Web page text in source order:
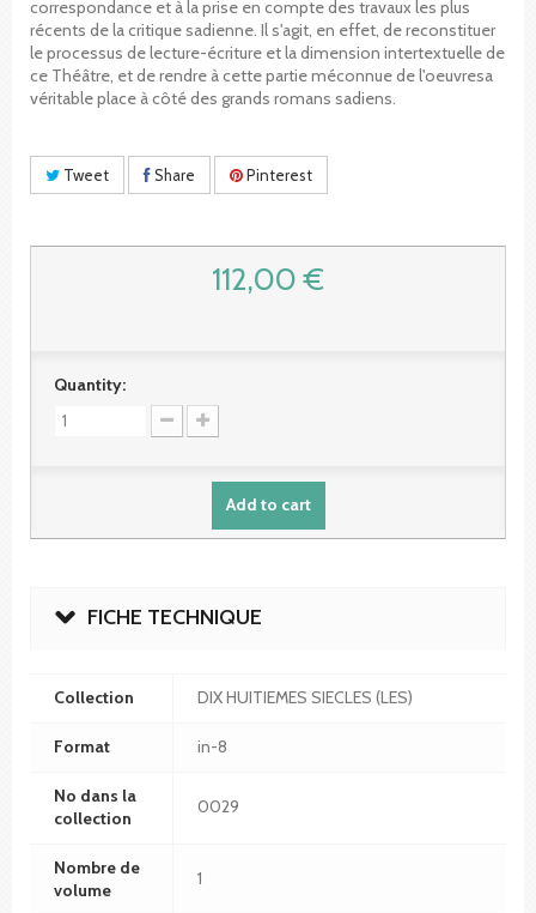
correspondance et à la prise en compte des travaux les plus
récents de la critique sadienne. Il s'agit, en effet, de reconstituer
le processus de lecture-écriture et la dimension intertextuelle de
ce Théâtre, et de rendre à cette partie méconnue de l'oeuvresa
véritable place à côté des grands romans sadiens.
Tweet Share Pinterest
112,00 €
Quantity:
Add to cart
FICHE TECHNIQUE
Collection DIX HUITIEMES SIECLES (LES)
Format in-8
No dans la
collection
0029
Nombre de
volume
1